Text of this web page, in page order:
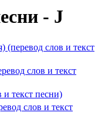
- J
(перевод слов и текст
слов и текст
и текст песни)
слов и текст